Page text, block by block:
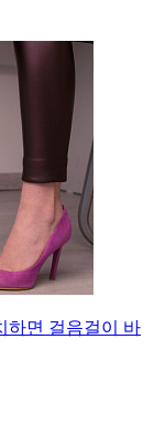
하면 걸음걸이 바